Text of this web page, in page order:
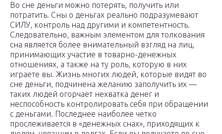
Во сне деньги можно потерять, получить или
потратить. Сны о деньгах реально подразумевают
СИЛУ, контроль над другими и компетентность.
Следовательно, важным элементом для толкования
сна является более внимательный взгляд на лиц,
принимающих участие в товарно-денежных
отношениях, а также на ту роль, которую в них
играете вы. Жизнь многих людей, которые видят во
сне деньги, подчинена желанию заполучить их —
таких людей огорчает нехватка денег и
неспособность контролировать себя при обращении
с деньгами. Последнее наиболее четко
прослеживается в «денежных снах», приходящих к